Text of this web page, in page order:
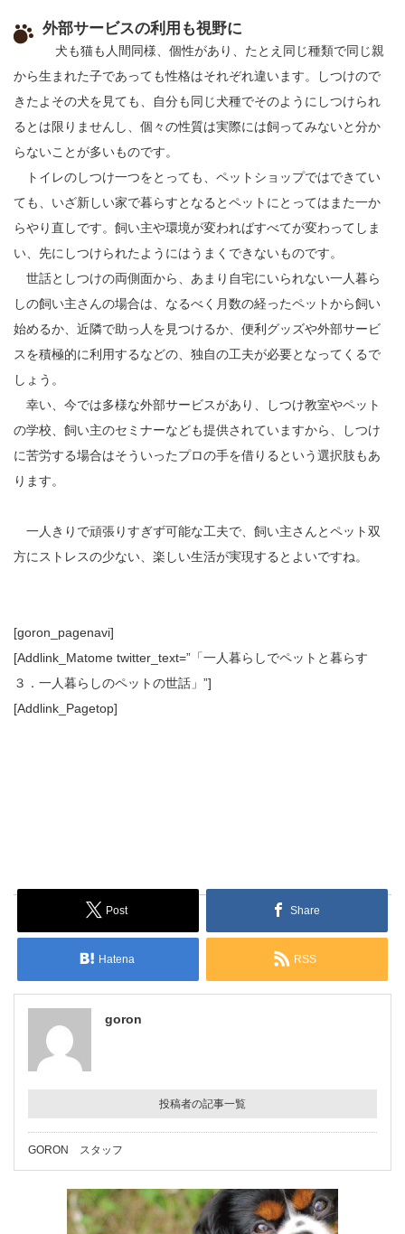
外部サービスの利用も視野に
犬も猫も人間同様、個性があり、たとえ同じ種類で同じ親
から生まれた子であっても性格はそれぞれ違います。しつけので
きたよその犬を見ても、自分も同じ犬種でそのようにしつけられ
るとは限りませんし、個々の性質は実際には飼ってみないと分か
らないことが多いものです。
トイレのしつけ一つをとっても、ペットショップではできてい
ても、いざ新しい家で暮らすとなるとペットにとってはまた一か
らやり直しです。飼い主や環境が変わればすべてが変わってしま
い、先にしつけられたようにはうまくできないものです。
世話としつけの両側面から、あまり自宅にいられない一人暮ら
しの飼い主さんの場合は、なるべく月数の経ったペットから飼い
始めるか、近隣で助っ人を見つけるか、便利グッズや外部サービ
スを積極的に利用するなどの、独自の工夫が必要となってくるで
しょう。
幸い、今では多様な外部サービスがあり、しつけ教室やペット
の学校、飼い主のセミナーなども提供されていますから、しつけ
に苦労する場合はそういったプロの手を借りるという選択肢もあ
ります。
一人きりで頑張りすぎず可能な工夫で、飼い主さんとペット双
方にストレスの少ない、楽しい生活が実現するとよいですね。
[goron_pagenavi]
[Addlink_Matome twitter_text=”「一人暮らしでペットと暮らす
３．一人暮らしのペットの世話」”]
[Addlink_Pagetop]
Post Share
Hatena RSS
goron
投稿者の記事一覧
GORON スタッフ